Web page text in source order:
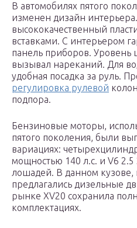
В автомобилях пятого
изменен дизайн
высококачественный
вставками. С интерьером
панель приборов. Уровень
вызывал нареканий. Для
удобная посадка за руль.
регулировка рулевой
подпора.
Бензиновые моторы,
пятого поколения, были
вариациях:
мощностью 140 л.с. и V6
лошадей. В данном кузове,
предлагались дизельные
рынке XV20 сохранила
комплектациях.